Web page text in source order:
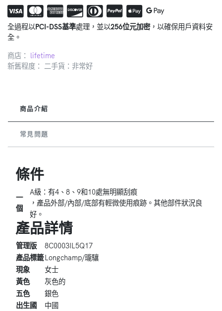
全過程以PCI-DSS基準處理，並以256位元加密，以確保用戶資料安
全。
商店： lifetime
新舊程度： 二手貨：非常好
商品介紹
常見問題
條件
一
個
A級：有4、8、9和10處無明顯刮痕
，產品外部/內部/底部有輕微使用痕跡。其他部件狀況良
好。
產品詳情
管理版
8C0003IL5Q17
產品標籤Longchamp/瓏驤
現象
女士
黃色
灰色的
五色
銀色
出生國
中國